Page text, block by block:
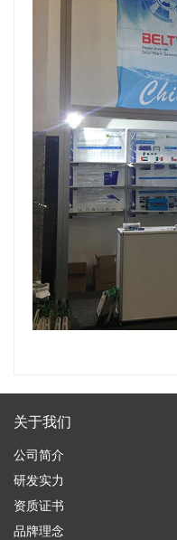
关于我们
公司简介
研发实力
资质证书
品牌理念